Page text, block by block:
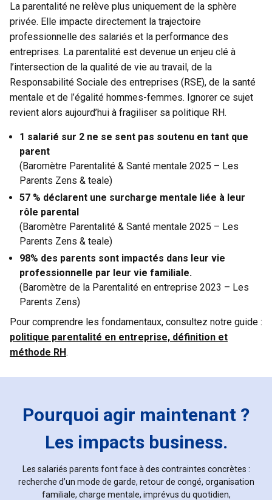
La parentalité ne relève plus uniquement de la sphère
privée. Elle impacte directement la trajectoire
professionnelle des salariés et la performance des
entreprises. La parentalité est devenue un enjeu clé à
l’intersection de la qualité de vie au travail, de la
Responsabilité Sociale des entreprises (RSE), de la santé
mentale et de l’égalité hommes-femmes. Ignorer ce sujet
revient alors aujourd’hui à fragiliser sa politique RH.
1 salarié sur 2 ne se sent pas soutenu en tant que
parent
(Baromètre Parentalité & Santé mentale 2025 – Les
Parents Zens & teale)
57 % déclarent une surcharge mentale liée à leur
rôle parental
(Baromètre Parentalité & Santé mentale 2025 – Les
Parents Zens & teale)
98% des parents sont impactés dans leur vie
professionnelle par leur vie familiale.
(Baromètre de la Parentalité en entreprise 2023 – Les
Parents Zens)
Pour comprendre les fondamentaux, consultez notre guide :
politique parentalité en entreprise, définition et
méthode RH.
Pourquoi agir maintenant ?
Les impacts business.
Les salariés parents font face à des contraintes concrètes :
recherche d’un mode de garde, retour de congé, organisation
familiale, charge mentale, imprévus du quotidien,